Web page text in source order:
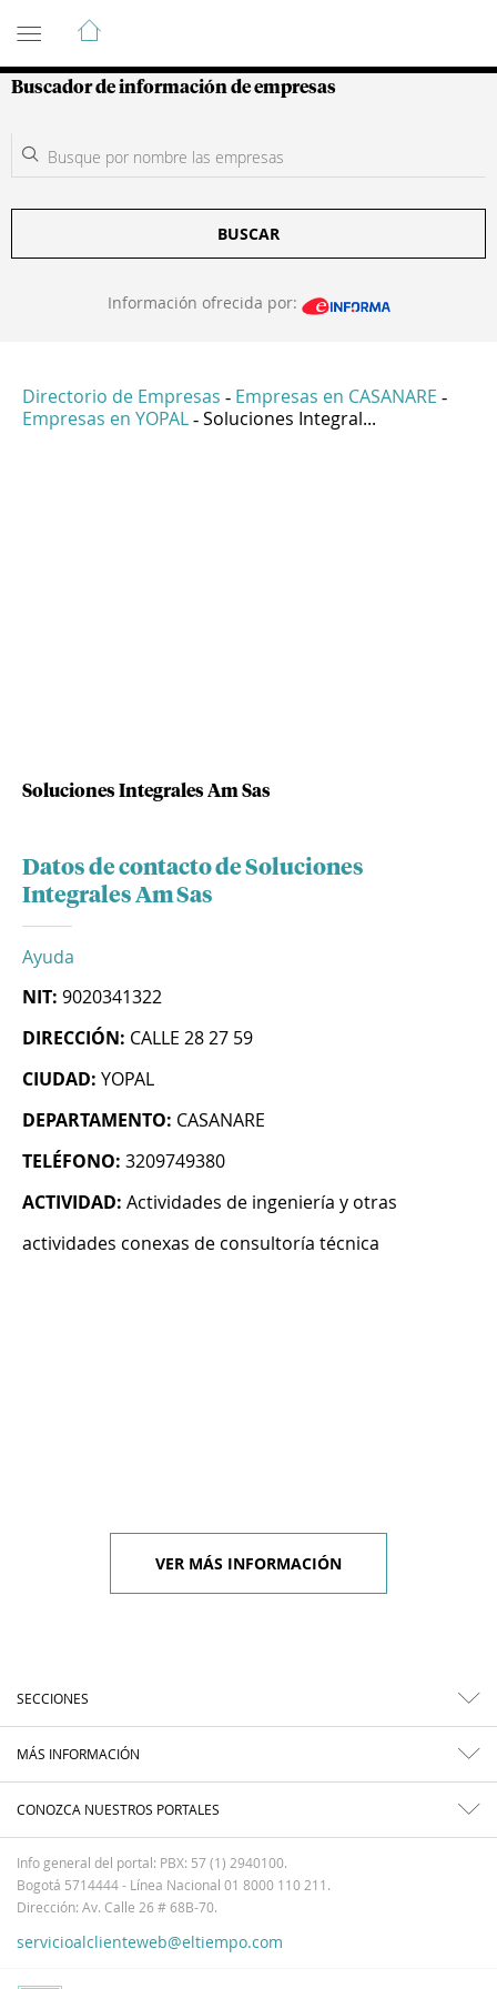
Guía de Empresas Colombianas
Buscador de información de empresas
BUSCAR
Información ofrecida por:
Directorio de Empresas - Empresas en CASANARE -
Empresas en YOPAL - Soluciones Integral...
Soluciones Integrales Am Sas
Datos de contacto de Soluciones
Integrales Am Sas
Ayuda
NIT: 9020341322
DIRECCIÓN: CALLE 28 27 59
CIUDAD: YOPAL
DEPARTAMENTO: CASANARE
TELÉFONO: 3209749380
ACTIVIDAD: Actividades de ingeniería y otras
actividades conexas de consultoría técnica
VER MÁS INFORMACIÓN
SECCIONES
MÁS INFORMACIÓN
CONOZCA NUESTROS PORTALES
Info general del portal: PBX: 57 (1) 2940100.
Bogotá 5714444 - Línea Nacional 01 8000 110 211.
Dirección: Av. Calle 26 # 68B-70.
servicioalclienteweb@eltiempo.com